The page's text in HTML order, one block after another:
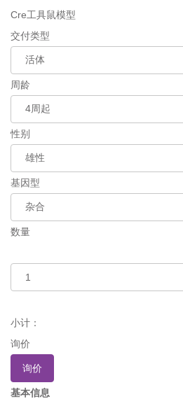
Cre工具鼠模型
交付类型
周龄
性别
基因型
数量
小计：
询价
询价
基本信息